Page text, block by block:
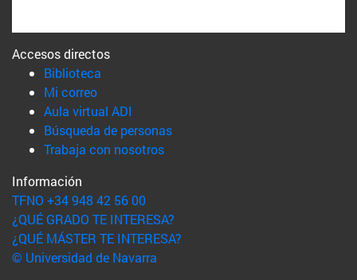
Accesos directos
Biblioteca
Mi correo(abre en nueva ventana)
Aula virtual ADI
Búsqueda de personas(abre en nueva ventana)
Trabaja con nosotros(abre en nueva ventana)
Información
TFNO +34 948 42 56 00
¿QUÉ GRADO TE INTERESA?
¿QUÉ MÁSTER TE INTERESA?
© Universidad de Navarra